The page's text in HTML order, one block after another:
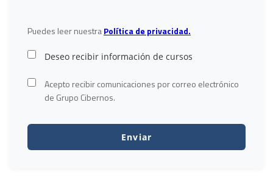
Puedes leer nuestraPolítica de privacidad.
Deseo recibir información de cursos
Acepto recibir comunicaciones por correo electrónico
de Grupo Cibernos.